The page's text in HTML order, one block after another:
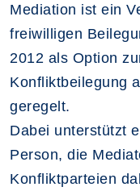
Mediation ist ein
freiwilligen
2012 als Option
Konfliktbeilegung
geregelt.
Dabei unterstützt
Person, die
Konfliktparteien